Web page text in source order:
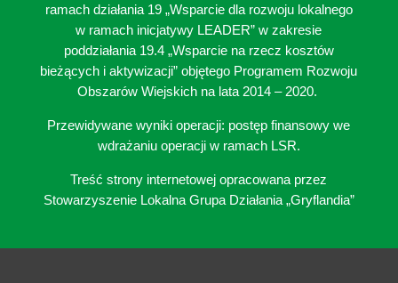
ramach działania 19 „Wsparcie dla rozwoju lokalnego
w ramach inicjatywy LEADER” w zakresie
poddziałania 19.4 „Wsparcie na rzecz kosztów
bieżących i aktywizacji” objętego Programem Rozwoju
Obszarów Wiejskich na lata 2014 – 2020.
Przewidywane wyniki operacji: postęp finansowy we
wdrażaniu operacji w ramach LSR.
Treść strony internetowej opracowana przez
Stowarzyszenie Lokalna Grupa Działania „Gryflandia”